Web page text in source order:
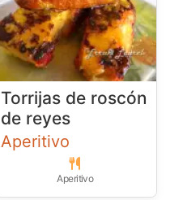
Torrijas de roscón
de reyes
Aperitivo
Aperitivo